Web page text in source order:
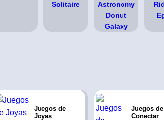
Juegos de
Joyas
Juegos de
Conectar